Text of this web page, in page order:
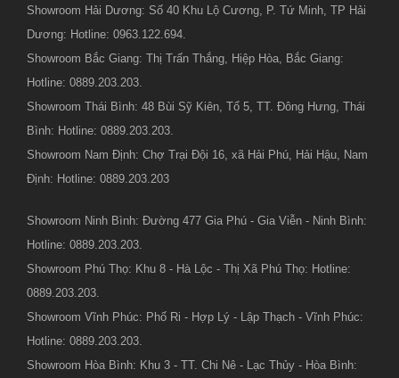
Showroom Hải Dương: Số 40 Khu Lộ Cương, P. Tứ Minh, TP Hải
Dương: Hotline: 0963.122.694.
Showroom Bắc Giang: Thị Trấn Thắng, Hiệp Hòa, Bắc Giang:
Hotline: 0889.203.203.
Showroom Thái Bình: 48 Bùi Sỹ Kiên, Tổ 5, TT. Đông Hưng, Thái
Bình: Hotline: 0889.203.203.
Showroom Nam Định: Chợ Trại Đội 16, xã Hải Phú, Hải Hậu, Nam
Định: Hotline: 0889.203.203
Showroom Ninh Bình: Đường 477 Gia Phú - Gia Viễn - Ninh Bình:
Hotline: 0889.203.203.
Showroom Phú Thọ: Khu 8 - Hà Lộc - Thị Xã Phú Thọ: Hotline:
0889.203.203.
Showroom Vĩnh Phúc: Phố Ri - Hợp Lý - Lập Thạch - Vĩnh Phúc:
Hotline: 0889.203.203.
Showroom Hòa Bình: Khu 3 - TT. Chi Nê - Lạc Thủy - Hòa Bình: